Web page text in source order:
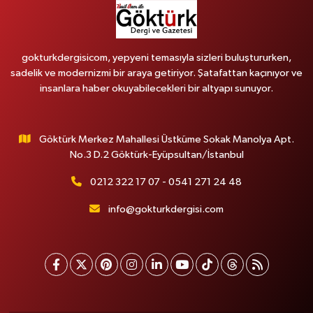
gokturkdergisicom, yepyeni temasıyla sizleri buluştururken,
sadelik ve modernizmi bir araya getiriyor. Şatafattan kaçınıyor ve
insanlara haber okuyabilecekleri bir altyapı sunuyor.
Göktürk Merkez Mahallesi Üstküme Sokak Manolya Apt.
No.3 D.2 Göktürk-Eyüpsultan/İstanbul
0212 322 17 07 - 0541 271 24 48
info@gokturkdergisi.com